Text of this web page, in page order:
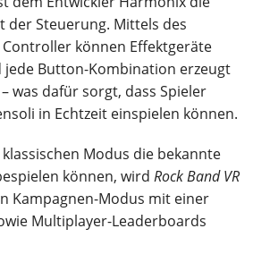
der Steuerung. Mittels des
können Effektgeräte
Button-Kombination erzeugt
was dafür sorgt, dass Spieler
in Echtzeit einspielen können.
Modus die bekannte
können, wird Rock Band VR
Kampagnen-Modus mit einer
Multiplayer-Leaderboards